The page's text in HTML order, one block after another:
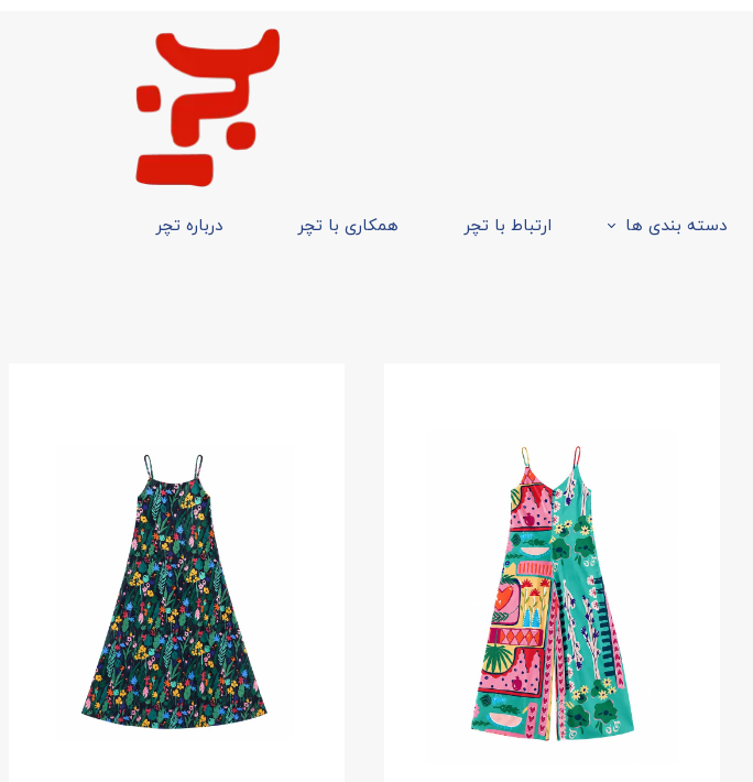
دسته بندی ها ارتباط با تچر همکاری با تچر درباره تچر